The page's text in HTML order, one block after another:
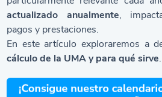
actualizado anualmente,
pagos y prestaciones.
En este artículo exploraremos a
cálculo de la UMA y para qué sirve.